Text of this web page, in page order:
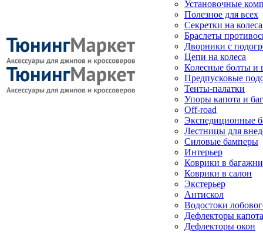
Установочные
Полезное для всех
Секретки на колеса
Браслеты
Дворники с
Цепи на колеса
Колесные болты и
Предпусковые
Тенты-палатки
Упоры капота и
Off-road
Экспедиционные
Лестницы для
Силовые бамперы
Интерьер
Коврики в
Коврики в салон
Экстерьер
Антискол
Водостоки
Дефлекторы капота
Дефлекторы окон